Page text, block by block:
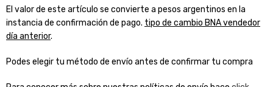
El valor de este artículo se convierte a pesos argentinos en la
instancia de confirmación de pago. tipo de cambio BNA vendedor
día anterior.
Podes elegir tu método de envío antes de confirmar tu compra